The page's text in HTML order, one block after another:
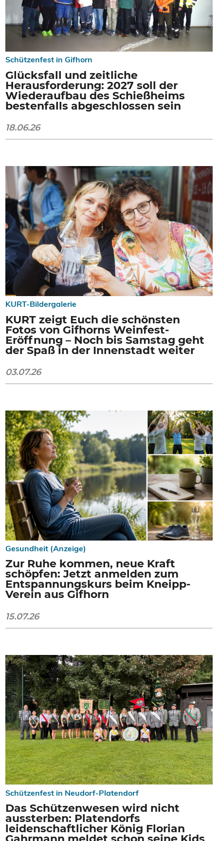
Schützenfest in Gifhorn
Glücksfall und zeitliche
Herausforderung: 2027 soll der
Wiederaufbau des Schießheims
bestenfalls abgeschlossen sein
18.06.26
KURT-Bildergalerie
KURT zeigt Euch die schönsten
Fotos von Gifhorns Weinfest-
Eröffnung – Noch bis Samstag geht
der Spaß in der Innenstadt weiter
03.07.26
Gesundheit (Anzeige)
Zur Ruhe kommen, neue Kraft
schöpfen: Jetzt anmelden zum
Entspannungskurs beim Kneipp-
Verein aus Gifhorn
15.07.26
Schützenfest in Neudorf-Platendorf
Das Schützenwesen wird nicht
aussterben: Platendorfs
leidenschaftlicher König Florian